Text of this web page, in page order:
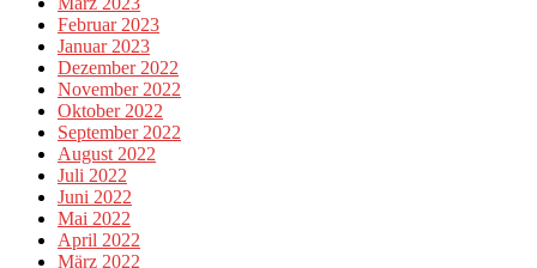
Februar 2023
Januar 2023
Dezember 2022
November 2022
Oktober 2022
September 2022
August 2022
Juli 2022
Juni 2022
Mai 2022
April 2022
März 2022